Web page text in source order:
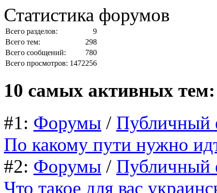
Статистика форумов
Всего разделов:
9
Всего тем:
298
Всего сообщений:
780
Всего просмотров: 1472256
10 самых активных тем:
#1: Форумы / Публичный
По какому пути нужно
#2: Форумы / Публичный
Что такое для вас